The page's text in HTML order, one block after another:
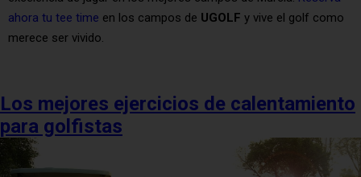
ahora tu tee time en los campos de UGOLF y vive el golf como
merece ser vivido.
Los mejores ejercicios de calentamiento
para golfistas